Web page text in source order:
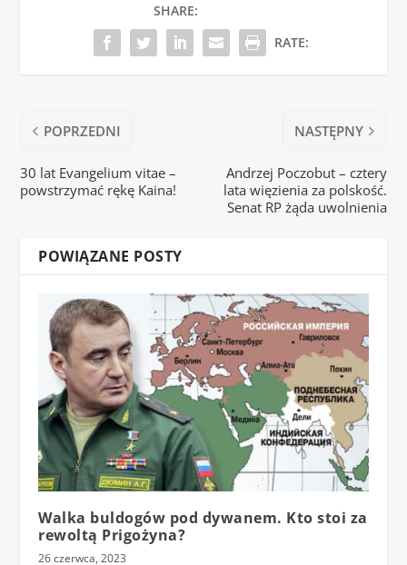
SHARE:
RATE:
POPRZEDNI
30 lat Evangelium vitae –
powstrzymać rękę Kaina!
NASTĘPNY
Andrzej Poczobut – cztery
lata więzienia za polskość.
Senat RP żąda uwolnienia
POWIĄZANE POSTY
Walka buldogów pod dywanem. Kto stoi za
rewoltą Prigożyna?
26 czerwca, 2023